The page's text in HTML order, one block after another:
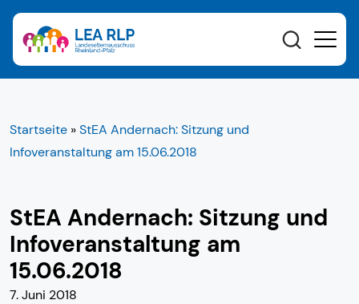
Startseite »StEA Andernach: Sitzung und
Infoveranstaltung am 15.06.2018
StEA Andernach: Sitzung und
Infoveranstaltung am
15.06.2018
7. Juni 2018